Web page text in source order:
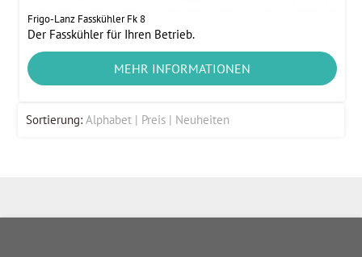
Frigo-Lanz Fasskühler Fk 8
Der Fasskühler für Ihren Betrieb.
MEHR INFORMATIONEN
Sortierung: Alphabet Preis Neuheiten